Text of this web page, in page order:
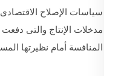
سياسات الإصلاح
مدخلات الإنتاج والتى
المنافسة أمام نظيرتها